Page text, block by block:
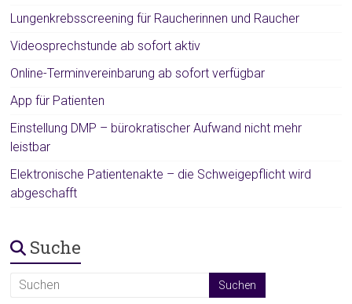
Lungenkrebsscreening für Raucherinnen und Raucher
Videosprechstunde ab sofort aktiv
Online-Terminvereinbarung ab sofort verfügbar
App für Patienten
Einstellung DMP – bürokratischer Aufwand nicht mehr
leistbar
Elektronische Patientenakte – die Schweigepflicht wird
abgeschafft
Suche